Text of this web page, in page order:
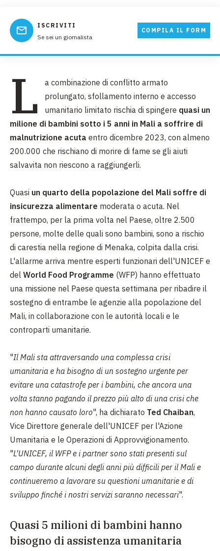
ISCRIVITI
Se sei un giornalista
COMPILA IL FORM
L
a combinazione di conflitto armato
prolungato, sfollamento interno e accesso
umanitario limitato rischia di spingere quasi un
milione di bambini sotto i 5 anni in Mali a soffrire di
malnutrizione acuta entro dicembre 2023, con almeno
200.000 che rischiano di morire di fame se gli aiuti
salvavita non riescono a raggiungerli.
Quasi un quarto della popolazione del Mali soffre di
insicurezza alimentare moderata o acuta. Nel
frattempo, per la prima volta nel Paese, oltre 2.500
persone, molte delle quali sono bambini, sono a rischio
di carestia nella regione di Menaka, colpita dalla crisi.
L'allarme arriva mentre esperti funzionari dell'UNICEF e
del World Food Programme (WFP) hanno effettuato
una missione nel Paese questa settimana per ribadire il
sostegno di entrambe le agenzie alla popolazione del
Mali, in collaborazione con le autorità locali e le
controparti umanitarie.
"Il Mali sta attraversando una complessa crisi
umanitaria e ha bisogno di un sostegno urgente per
evitare una catastrofe per i bambini, che ancora una
volta stanno pagando il prezzo più alto di una crisi che
non hanno causato loro", ha dichiarato Ted Chaiban,
Vice Direttore generale dell'UNICEF per l'Azione
Umanitaria e le Operazioni di Approvvigionamento.
"L'UNICEF, il WFP e i partner sono stati presenti sul
campo durante alcuni degli anni più difficili per il Mali e
continueremo a lavorare su questioni umanitarie e di
sviluppo finché i nostri servizi saranno necessari".
Quasi 5 milioni di bambini hanno
bisogno di assistenza umanitaria